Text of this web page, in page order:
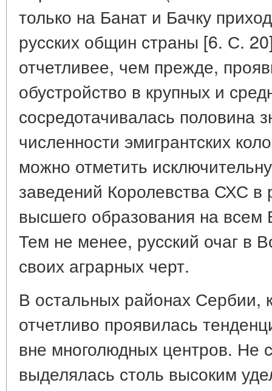
только на Банат и Бачку
русских общин страны [6. С.
отчетливее, чем прежде,
обустройство в крупных и
сосредотачивалась половина
численности эмигрантских
можно отметить
заведений Королевства СХС в
высшего образования на всем
Тем не менее, русский очаг в
своих аграрных черт.
В остальных районах Сербии,
отчетливо проявилась
вне многолюдных центров. Не
выделялась столь высоким